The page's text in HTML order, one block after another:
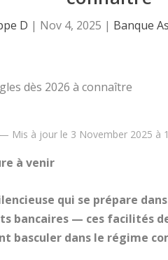
D | Nov 4, 2025 | Banque
Mis à jour le 3 November 2025 à
à venir
qui se prépare
bancaires — ces facilités
basculer dans le régime